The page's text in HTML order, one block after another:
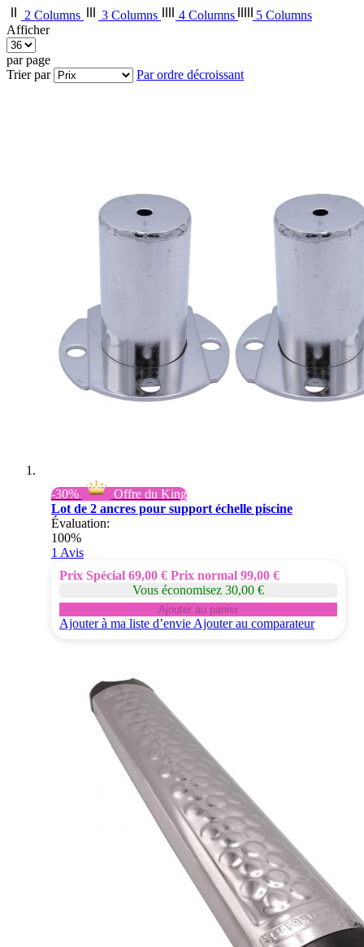
2 Columns 3 Columns 4 Columns
5 Columns
Afficher
par page
Trier par
Par ordre décroissant
-30%
Offre du King
Lot de 2 ancres pour support échelle piscine
Évaluation:
100%
1 Avis
Prix Spécial 69,00 € Prix normal 99,00 €
Vous économisez 30,00 €
Ajouter au panier
Ajouter à ma liste d’envie Ajouter au comparateur